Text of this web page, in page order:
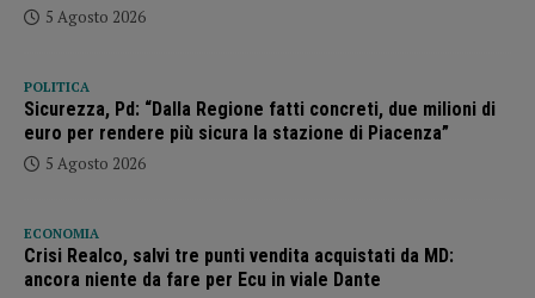
5 Agosto 2026
POLITICA
Sicurezza, Pd: “Dalla Regione fatti concreti, due milioni di
euro per rendere più sicura la stazione di Piacenza”
5 Agosto 2026
ECONOMIA
Crisi Realco, salvi tre punti vendita acquistati da MD:
ancora niente da fare per Ecu in viale Dante